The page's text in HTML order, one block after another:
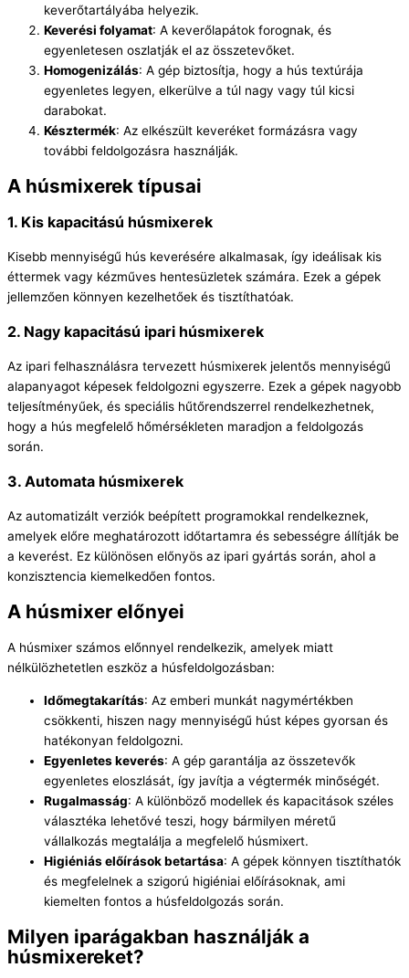
keverőtartályába helyezik.
Keverési folyamat: A keverőlapátok forognak, és
egyenletesen oszlatják el az összetevőket.
Homogenizálás: A gép biztosítja, hogy a hús textúrája
egyenletes legyen, elkerülve a túl nagy vagy túl kicsi
darabokat.
Késztermék: Az elkészült keveréket formázásra vagy
további feldolgozásra használják.
A húsmixerek típusai
1. Kis kapacitású húsmixerek
Kisebb mennyiségű hús keverésére alkalmasak, így ideálisak kis
éttermek vagy kézműves hentesüzletek számára. Ezek a gépek
jellemzően könnyen kezelhetőek és tisztíthatóak.
2. Nagy kapacitású ipari húsmixerek
Az ipari felhasználásra tervezett húsmixerek jelentős mennyiségű
alapanyagot képesek feldolgozni egyszerre. Ezek a gépek nagyobb
teljesítményűek, és speciális hűtőrendszerrel rendelkezhetnek,
hogy a hús megfelelő hőmérsékleten maradjon a feldolgozás
során.
3. Automata húsmixerek
Az automatizált verziók beépített programokkal rendelkeznek,
amelyek előre meghatározott időtartamra és sebességre állítják be
a keverést. Ez különösen előnyös az ipari gyártás során, ahol a
konzisztencia kiemelkedően fontos.
A húsmixer előnyei
A húsmixer számos előnnyel rendelkezik, amelyek miatt
nélkülözhetetlen eszköz a húsfeldolgozásban:
Időmegtakarítás: Az emberi munkát nagymértékben
csökkenti, hiszen nagy mennyiségű húst képes gyorsan és
hatékonyan feldolgozni.
Egyenletes keverés: A gép garantálja az összetevők
egyenletes eloszlását, így javítja a végtermék minőségét.
Rugalmasság: A különböző modellek és kapacitások széles
választéka lehetővé teszi, hogy bármilyen méretű
vállalkozás megtalálja a megfelelő húsmixert.
Higiéniás előírások betartása: A gépek könnyen tisztíthatók
és megfelelnek a szigorú higiéniai előírásoknak, ami
kiemelten fontos a húsfeldolgozás során.
Milyen iparágakban használják a
húsmixereket?